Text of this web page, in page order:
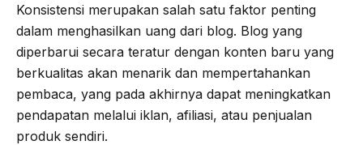
Konsistensi merupakan salah satu faktor penting
dalam menghasilkan uang dari blog. Blog yang
diperbarui secara teratur dengan konten baru yang
berkualitas akan menarik dan mempertahankan
pembaca, yang pada akhirnya dapat meningkatkan
pendapatan melalui iklan, afiliasi, atau penjualan
produk sendiri.